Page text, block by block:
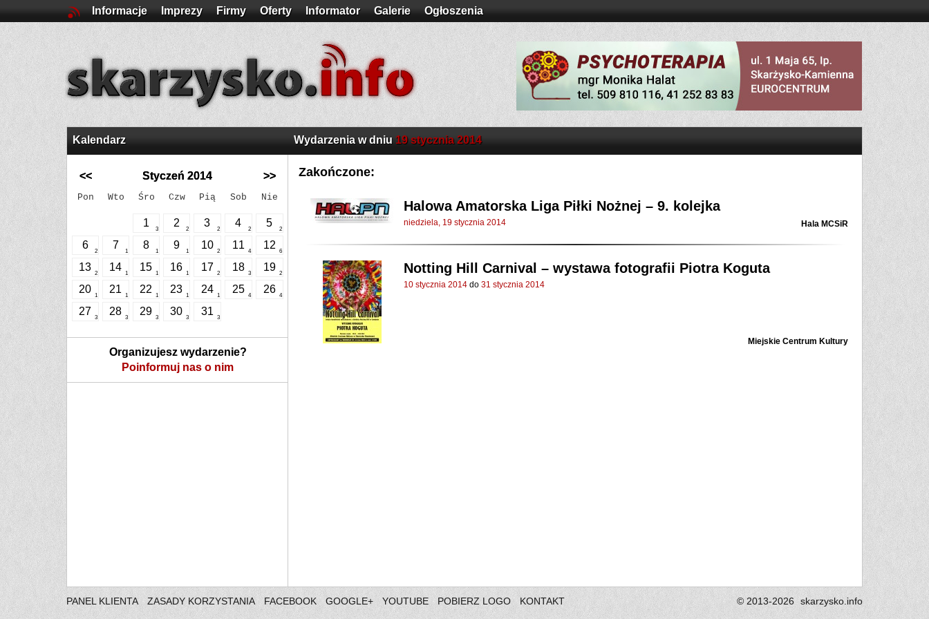
Informacje Imprezy Firmy Oferty Informator Galerie Ogłoszenia
Kalendarz
<< Styczeń 2014 >>
Pon Wto Śro Czw Pią Sob Nie
1
3
2
2
3
2
4
2
5
2
6
2
7
1
8
1
9
1
10
2
11
4
12
6
13
2
14
1
15
1
16
1
17
2
18
3
19
2
20
1
21
1
22
1
23
1
24
1
25
4
26
4
27
3
28
3
29
3
30
3
31
3
Organizujesz wydarzenie?
Poinformuj nas o nim
Wydarzenia w dniu 19 stycznia 2014
Zakończone:
Halowa Amatorska Liga Piłki Nożnej – 9. kolejka
niedziela, 19 stycznia 2014 Hala MCSiR
Notting Hill Carnival – wystawa fotografii Piotra Koguta
10 stycznia 2014 do 31 stycznia 2014
Miejskie Centrum Kultury
PANEL KLIENTA ZASADY KORZYSTANIA FACEBOOK GOOGLE+ YOUTUBE POBIERZ LOGO KONTAKT © 2013-2026 skarzysko.info